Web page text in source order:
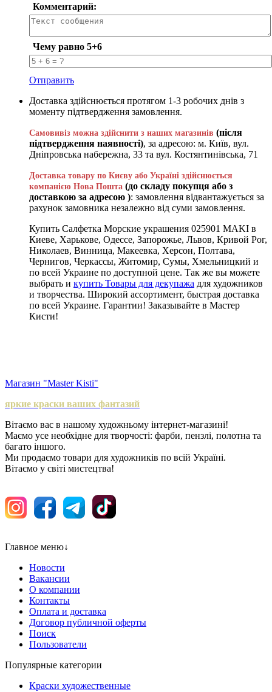
Комментарий:
Чему равно 5+6
Отправить
Доставка здійснюється протягом 1-3 робочих днів з
моменту підтвердження замовлення.
Самовивіз можна здійснити з наших магазинів (після
підтвердження наявності), за адресою: м. Київ, вул.
Дніпровська набережна, 33 та вул. Костянтинівська, 71
Доставка товару по Києву або Україні здійснюється
компанією Нова Пошта (до складу покупця або з
доставкою за адресою ): замовлення відвантажується за
рахунок замовника незалежно від суми замовлення.
Купить Салфетка Морские украшения 025901 MAKI в
Киеве, Харькове, Одессе, Запорожье, Львов, Кривой Рог,
Николаев, Винница, Макеевка, Херсон, Полтава,
Чернигов, Черкассы, Житомир, Сумы, Хмельницкий и
по всей Украине по доступной цене. Так же вы можете
выбрать и купить Товары для декупажа для художников
и творчества. Широкий ассортимент, быстрая доставка
по всей Украине. Гарантии! Заказывайте в Мастер
Кисти!
Магазин "Master Kisti"
яркие краски ваших фантазий
Вітаємо вас в нашому художньому інтернет-магазині!
Маємо усе необхідне для творчості: фарби, пензлі, полотна та
багато іншого.
Ми продаємо товари для художників по всій Україні.
Вітаємо у світі мистецтва!
Главное меню↓
Новости
Вакансии
О компании
Контакты
Оплата и доставка
Договор публичной оферты
Поиск
Пользователи
Популярные категории
Краски художественные